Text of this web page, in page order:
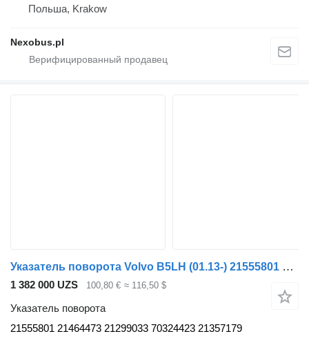
Польша, Krakow
Nexobus.pl
Указатель поворота Volvo B5LH (01.13-) 21555801 для автобуса Volvo B5LH, B0E (2008-)
1 382 000 UZS 100,80 € ≈ 116,50 $
Указатель поворота
21555801 21464473 21299033 70324423 21357179